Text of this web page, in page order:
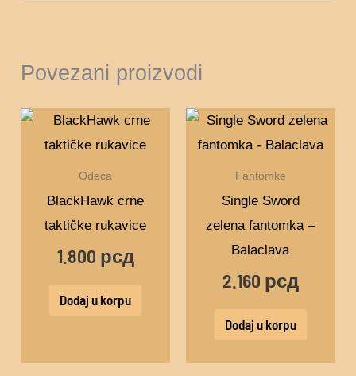
Povezani proizvodi
Odeća
BlackHawk crne
taktičke rukavice
1.800 рсд
Dodaj u korpu
Fantomke
Single Sword
zelena fantomka –
Balaclava
2.160 рсд
Dodaj u korpu